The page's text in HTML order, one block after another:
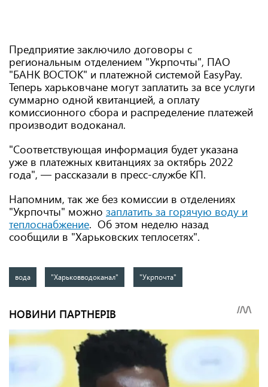
Предприятие заключило договоры с
региональным отделением "Укрпочты", ПАО
"БАНК ВОСТОК" и платежной системой EasyPay.
Теперь харьковчане могут заплатить за все услуги
суммарно одной квитанцией, а оплату
комиссионного сбора и распределение платежей
производит водоканал.
"Соответствующая информация будет указана
уже в платежных квитанциях за октябрь 2022
года", — рассказали в пресс-службе КП.
Напомним, так же без комиссии в отделениях
"Укрпочты" можно заплатить за горячую воду и
теплоснабжение. Об этом неделю назад
сообщили в "Харьковских теплосетях".
вода "Харьковводоканал" "Укрпочта"